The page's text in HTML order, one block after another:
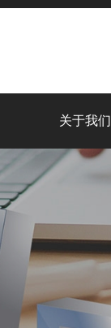
关于我们